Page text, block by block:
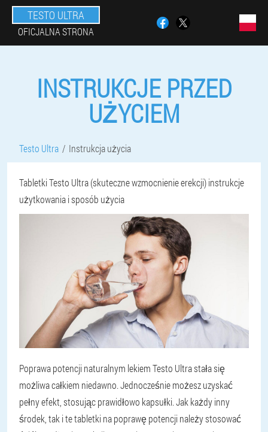
TESTO ULTRA
OFICJALNA STRONA
INSTRUKCJE PRZED
UŻYCIEM
Testo Ultra Instrukcja użycia
Tabletki Testo Ultra (skuteczne wzmocnienie erekcji) instrukcje
użytkowania i sposób użycia
Poprawa potencji naturalnym lekiem Testo Ultra stała się
możliwa całkiem niedawno. Jednocześnie możesz uzyskać
pełny efekt, stosując prawidłowo kapsułki. Jak każdy inny
środek, tak i te tabletki na poprawę potencji należy stosować